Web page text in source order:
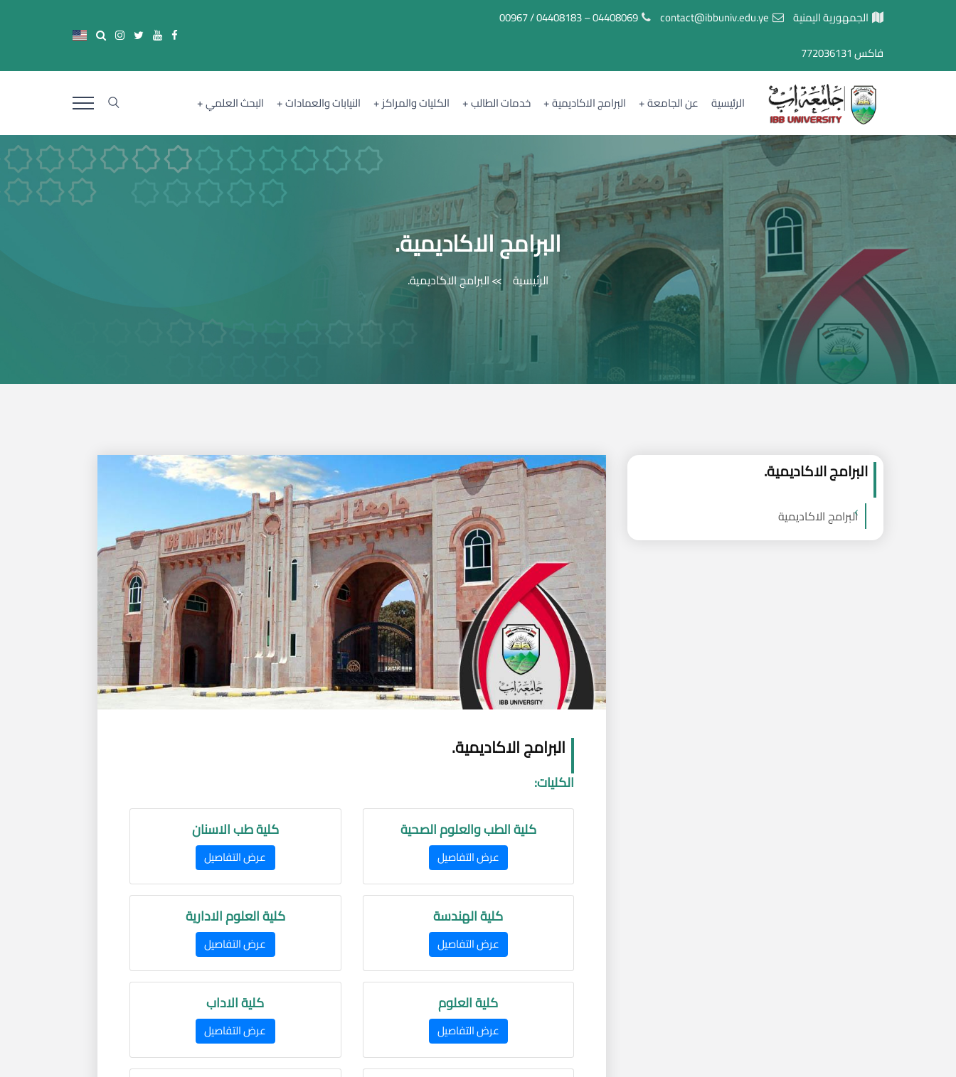
الجمهورية اليمنية contact@ibbuniv.edu.ye
04408069 – 04408183 / 00967
فاكس772036131
الرئيسية عن الجامعة البرامج الاكاديمية خدمات الطالب الكليات والمراكز النيابات والعمادات البحث العلمي
البرامج الاكاديمية.
الرئيسية البرامج الاكاديمية.
البرامج الاكاديمية.
البرامج الاكاديمية
البرامج الاكاديمية.
الكليات:
كلية الطب والعلوم الصحية
عرض التفاصيل
كلية طب الاسنان
عرض التفاصيل
كلية الهندسة
عرض التفاصيل
كلية العلوم الادارية
عرض التفاصيل
كلية العلوم
عرض التفاصيل
كلية الاداب
عرض التفاصيل